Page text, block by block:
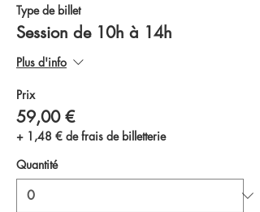
Type de billet
Session de 10h à 14h
Plus d'info
Prix
59,00 €
+ 1,48 € de frais de billetterie
Quantité